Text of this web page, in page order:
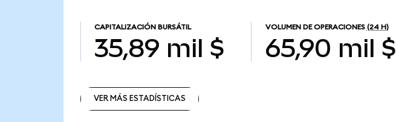
CAPITALIZACIÓN BURSÁTIL
35,89 mil $
VOLUMEN DE OPERACIONES (24 H)
65,90 mil $
VER MÁS ESTADÍSTICAS